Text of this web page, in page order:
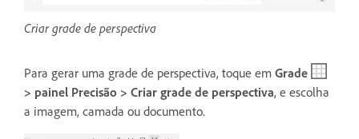
Criar grade de perspectiva
Para gerar uma grade de perspectiva, toque em Grade
> painel Precisão > Criar grade de perspectiva, e escolha
a imagem, camada ou documento.